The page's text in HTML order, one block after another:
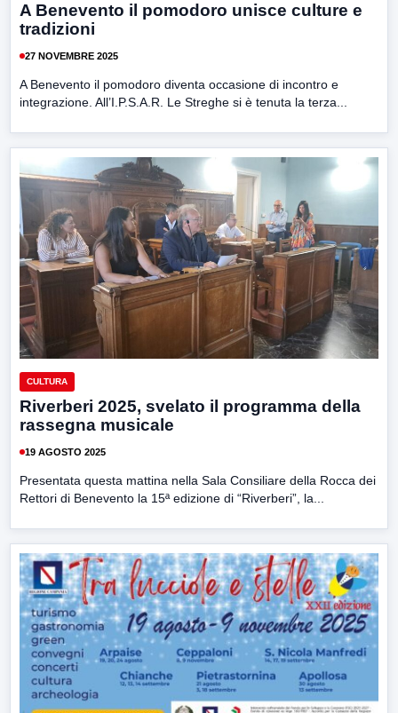
A Benevento il pomodoro unisce culture e
tradizioni
27 NOVEMBRE 2025
A Benevento il pomodoro diventa occasione di incontro e
integrazione. All’I.P.S.A.R. Le Streghe si è tenuta la terza...
CULTURA
Riverberi 2025, svelato il programma della
rassegna musicale
19 AGOSTO 2025
Presentata questa mattina nella Sala Consiliare della Rocca dei
Rettori di Benevento la 15ª edizione di “Riverberi”, la...